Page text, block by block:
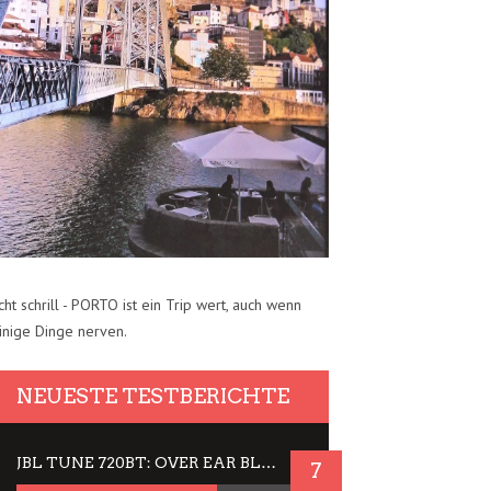
schrill - PORTO ist ein Trip wert, auch wenn
Dinge nerven.
NEUESTE TESTBERICHTE
JBL TUNE 720BT: OVER EAR BLUETOOTH KOPFHÖRER UM DIE 50,-€ IM DAUER-TEST 7